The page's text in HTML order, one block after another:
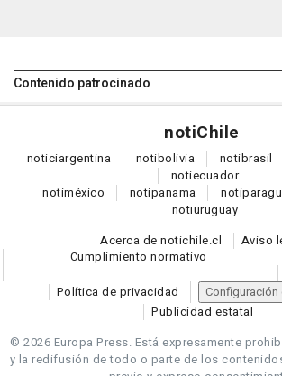
Contenido patrocinado
notiChile
noticiargentina notibolivia notibrasil
notiecuador
notiméxico notipanama noti
notiuruguay
Acerca de notichile.cl
Aviso
Cumplimiento normativo
Política de privacidad
Publicidad estatal
© 2026 Europa Press. Está expresamente
y la redifusión de todo o parte de los